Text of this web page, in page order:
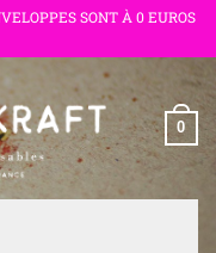
SONT À 0 EUROS
0